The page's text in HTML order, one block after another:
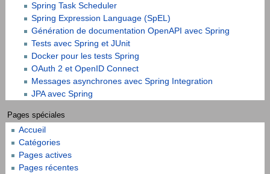
Spring Task Scheduler
Spring Expression Language (SpEL)
Génération de documentation OpenAPI avec Spring
Tests avec Spring et JUnit
Docker pour les tests Spring
OAuth 2 et OpenID Connect
Messages asynchrones avec Spring Integration
JPA avec Spring
Pages spéciales
Accueil
Catégories
Pages actives
Pages récentes